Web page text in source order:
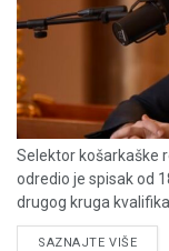
Selektor košarkaške
odredio je spisak od
drugog kruga
SAZNAJTE VIŠE